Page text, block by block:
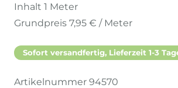
Inhalt 1 Meter
Grundpreis 7,95 € / Meter
Sofort versandfertig, Lieferzeit 1-3
Artikelnummer 94570